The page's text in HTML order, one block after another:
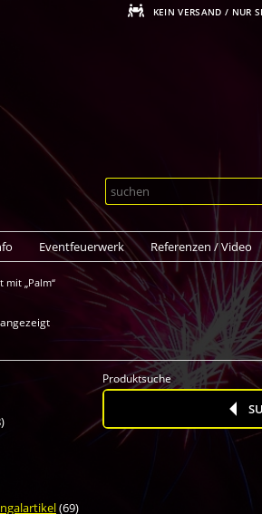
KEIN VERSAND / NUR
Eventfeuerwerk Referenzen / Video
mit „Palm“
Nach
sortiert:
aufsteigend
(69)
Produktsuche
Products